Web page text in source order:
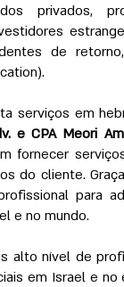
privados,
de
serviços em
e CPA Meori
fornecer
do cliente.
para
e no mundo.
alto nível de
em Israel e